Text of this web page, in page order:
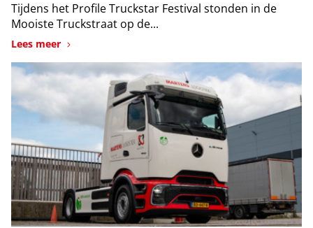
Tijdens het Profile Truckstar Festival stonden in de
Mooiste Truckstraat op de...
Lees meer